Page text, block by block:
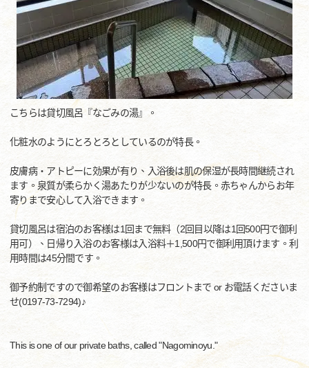
こちらは貸切風呂『なごみの湯』。
化粧水のようにとろとろとしているのが特長。
皮膚病・アトピーに効果が有り、入浴後は肌の保湿が長時間継続され
ます。泉質が柔らかく湯あたりが少ないのが特長。赤ちゃんからお年
寄りまで安心して入浴できます。
貸切風呂は宿泊のお客様は1回まで無料（2回目以降は1回500円で御利
用可）、日帰り入浴のお客様は入浴料＋1,500円で御利用頂けます。利
用時間は45分間です。
御予約制ですので御希望のお客様はフロントまで or お電話くださいま
せ(0197-73-7294)♪
This is one of our private baths, called "Nagominoyu."